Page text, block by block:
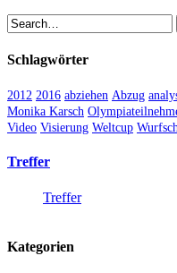
Schlagwörter
2012 2016 abziehen Abzug
Monika Karsch
Video Visierung Weltcup
Treffer
Treffer
Kategorien